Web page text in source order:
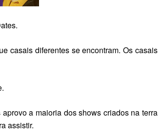
.
casais diferentes se encontram. Os casais
.
a maioria dos shows criados na terra
assistir.